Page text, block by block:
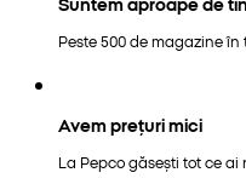
Peste 500 de magazine în
Avem prețuri mici
La Pepco găsești tot ce ai